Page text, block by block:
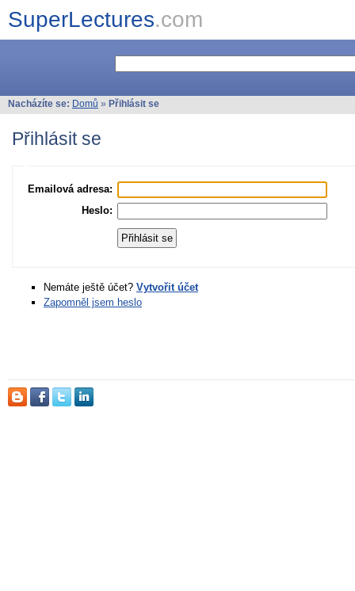
SuperLectures.com
Nacházíte se: Domů » Přihlásit se
Přihlásit se
Emailová adresa:
Heslo:
Nemáte ještě účet? Vytvořit účet
Zapomněl jsem heslo